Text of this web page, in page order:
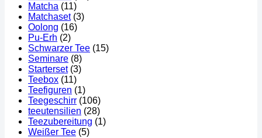
Matcha (11)
Matchaset (3)
Oolong (16)
Pu-Erh (2)
Schwarzer Tee (15)
Seminare (8)
Starterset (3)
Teebox (11)
Teefiguren (1)
Teegeschirr (106)
teeutensilien (28)
Teezubereitung (1)
Weißer Tee (5)